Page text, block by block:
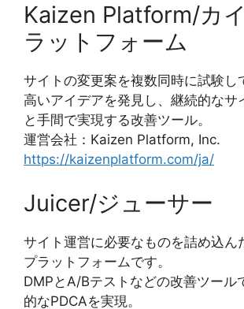
Kaizen Platform/カ
ラットフォーム
サイトの変更案を複数同時に試験し
高いアイデアを発見し、継続的なサ
と手間で実現する改善ツール。
運営会社：Kaizen Platform, Inc.
https://kaizenplatform.com/ja/
Juicer/ジューサー
サイト運営に必要なものを詰め込ん
プラットフォームです。
DMPとA/Bテストなどの改善ツール
的なPDCAを実現。